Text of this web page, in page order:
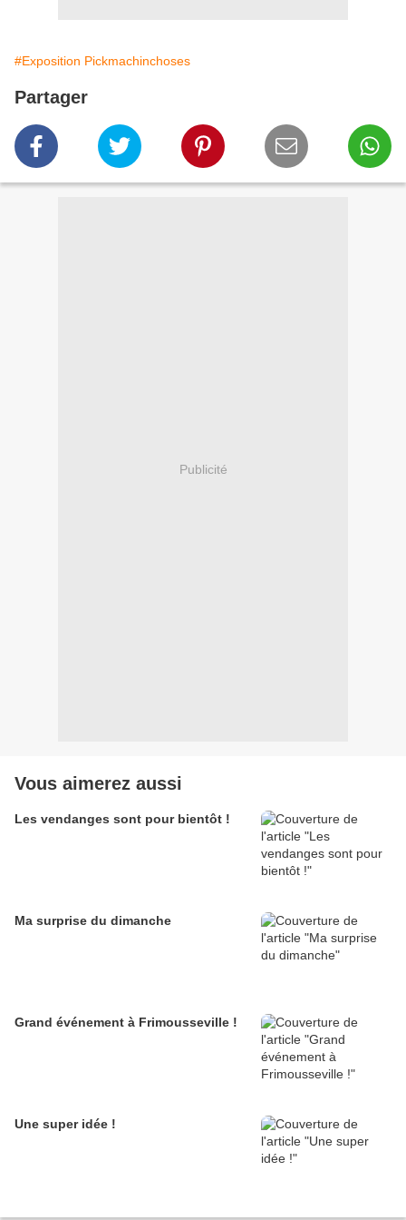
#Exposition Pickmachinchoses
Partager
Publicité
Vous aimerez aussi
Les vendanges sont pour bientôt !
Ma surprise du dimanche
Grand événement à Frimousseville !
Une super idée !